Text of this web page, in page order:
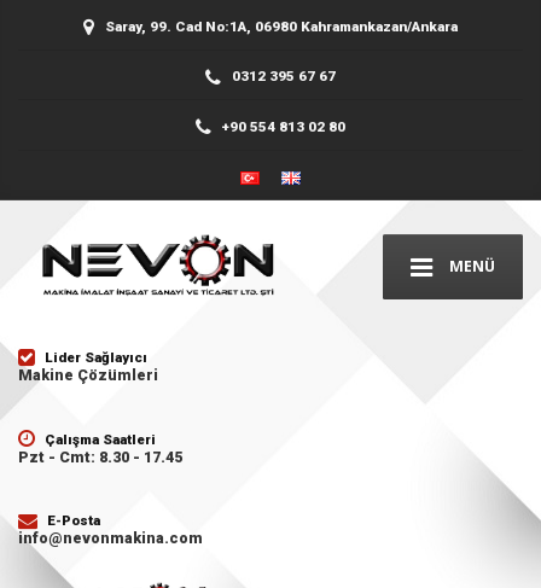
Saray, 99. Cad No:1A, 06980 Kahramankazan/Ankara
0312 395 67 67
+90 554 813 02 80
MENÜ
Lider Sağlayıcı
Makine Çözümleri
Çalışma Saatleri
Pzt - Cmt: 8.30 - 17.45
E-Posta
info@nevonmakina.com